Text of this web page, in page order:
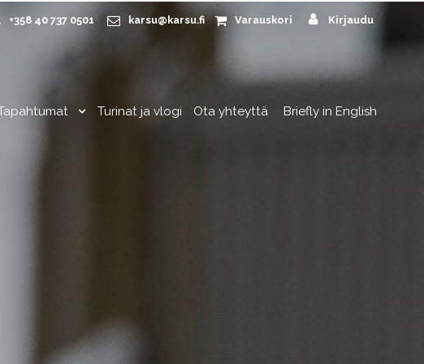
+358 40 737 0501 karsu@karsu.fi Varauskori Kirjaudu
Turinat ja vlogi Ota yhteyttä Briefly in English